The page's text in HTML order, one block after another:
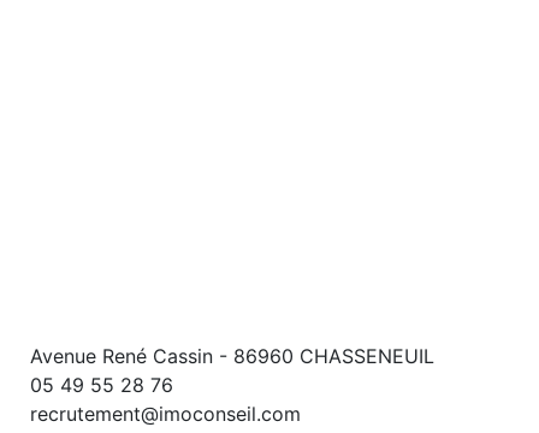
Avenue René Cassin - 86960 CHASSENEUIL
05 49 55 28 76
recrutement@imoconseil.com